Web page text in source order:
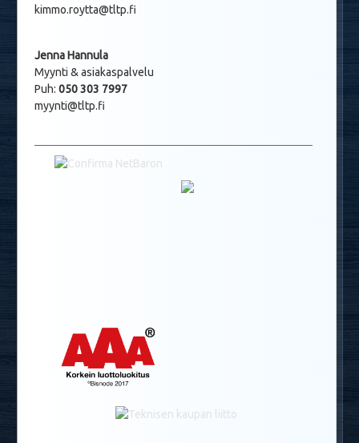
kimmo.roytta@tltp.fi
Jenna Hannula
Myynti & asiakaspalvelu
Puh: 050 303 7997
myynti@tltp.fi